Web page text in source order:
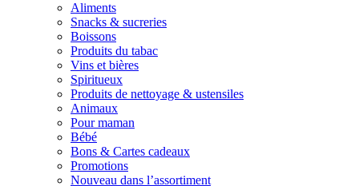
Aliments
Snacks & sucreries
Boissons
Produits du tabac
Vins et bières
Spiritueux
Produits de nettoyage & ustensiles
Animaux
Pour maman
Bébé
Bons & Cartes cadeaux
Promotions
Nouveau dans l’assortiment